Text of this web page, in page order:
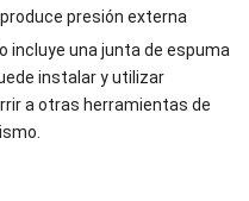
presión externa
incluye una junta de espuma
instalar y utilizar
a otras herramientas de